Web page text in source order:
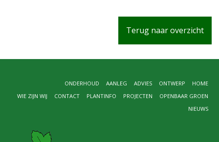
Terug naar overzicht
HOME
ONTWERP
ADVIES
AANLEG
ONDERHOUD
OPENBAAR GROEN
PROJECTEN
PLANTINFO
CONTACT
WIE ZIJN WIJ
NIEUWS